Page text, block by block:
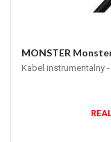
MONSTER
Kabel instrumentalny -